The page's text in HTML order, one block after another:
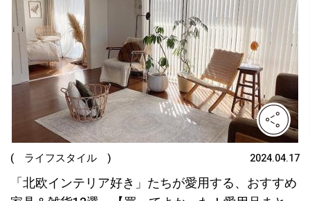
( ライフスタイル ) 2024.04.17
「北欧インテリア好き」たちが愛用する、おすすめ